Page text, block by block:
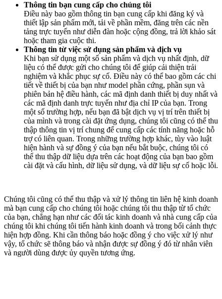
Thông tin bạn cung cấp cho chúng tôi
Điều này bao gồm thông tin bạn cung cấp khi đăng ký và
thiết lập sản phẩm mới, tải về phần mềm, đăng trên các nền
tảng trực tuyến như diễn đàn hoặc cộng đồng, trả lời khảo sát
hoặc tham gia cuộc thi.
Thông tin từ việc sử dụng sản phẩm và dịch vụ
Khi bạn sử dụng một số sản phẩm và dịch vụ nhất định, dữ
liệu có thể được gửi cho chúng tôi để giúp cải thiện trải
nghiệm và khắc phục sự cố. Điều này có thể bao gồm các chi
tiết về thiết bị của bạn như model phần cứng, phần sụn và
phiên bản hệ điều hành, các mã định danh thiết bị duy nhất và
các mã định danh trực tuyến như địa chỉ IP của bạn. Trong
một số trường hợp, nếu bạn đã bật dịch vụ vị trí trên thiết bị
của mình và trong cài đặt ứng dụng, chúng tôi cũng có thể thu
thập thông tin vị trí chung để cung cấp các tính năng hoặc hỗ
trợ có liên quan. Trong những trường hợp khác, tùy vào luật
hiện hành và sự đồng ý của bạn nếu bắt buộc, chúng tôi có
thể thu thập dữ liệu dựa trên các hoạt động của bạn bao gồm
cài đặt và cấu hình, dữ liệu sử dụng, và dữ liệu sự cố hoặc lỗi.
Chúng tôi cũng có thể thu thập và xử lý thông tin liên hệ kinh doanh
mà bạn cung cấp cho chúng tôi hoặc chúng tôi thu thập từ tổ chức
của bạn, chẳng hạn như các đối tác kinh doanh và nhà cung cấp của
chúng tôi khi chúng tôi tiến hành kinh doanh và trong bối cảnh thực
hiện hợp đồng. Khi cần thông báo hoặc đồng ý cho việc xử lý như
vậy, tổ chức sẽ thông báo và nhận được sự đồng ý đó từ nhân viên
và người dùng được ủy quyền tương ứng.